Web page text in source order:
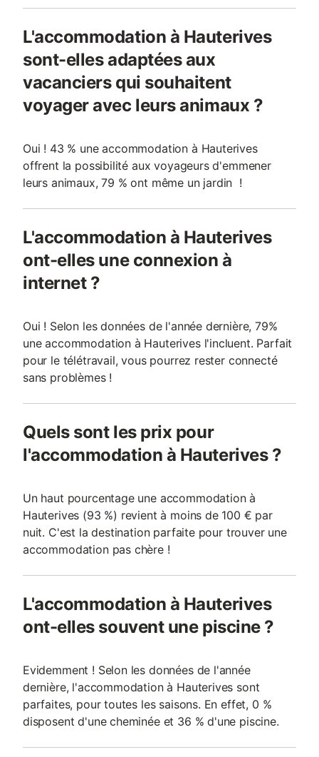
L'accommodation à Hauterives
sont-elles adaptées aux
vacanciers qui souhaitent
voyager avec leurs animaux ?
Oui ! 43 % une accommodation à Hauterives
offrent la possibilité aux voyageurs d'emmener
leurs animaux, 79 % ont même un jardin !
L'accommodation à Hauterives
ont-elles une connexion à
internet ?
Oui ! Selon les données de l'année dernière, 79%
une accommodation à Hauterives l'incluent. Parfait
pour le télétravail, vous pourrez rester connecté
sans problèmes !
Quels sont les prix pour
l'accommodation à Hauterives ?
Un haut pourcentage une accommodation à
Hauterives (93 %) revient à moins de 100 € par
nuit. C'est la destination parfaite pour trouver une
accommodation pas chère !
L'accommodation à Hauterives
ont-elles souvent une piscine ?
Evidemment ! Selon les données de l'année
dernière, l'accommodation à Hauterives sont
parfaites, pour toutes les saisons. En effet, 0 %
disposent d'une cheminée et 36 % d'une piscine.